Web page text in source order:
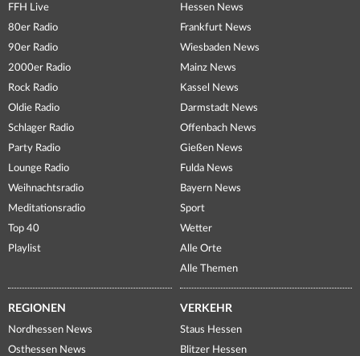
FFH Live
80er Radio
90er Radio
2000er Radio
Rock Radio
Oldie Radio
Schlager Radio
Party Radio
Lounge Radio
Weihnachtsradio
Meditationsradio
Top 40
Playlist
Hessen News
Frankfurt News
Wiesbaden News
Mainz News
Kassel News
Darmstadt News
Offenbach News
Gießen News
Fulda News
Bayern News
Sport
Wetter
Alle Orte
Alle Themen
REGIONEN
Nordhessen News
Osthessen News
VERKEHR
Staus Hessen
Blitzer Hessen